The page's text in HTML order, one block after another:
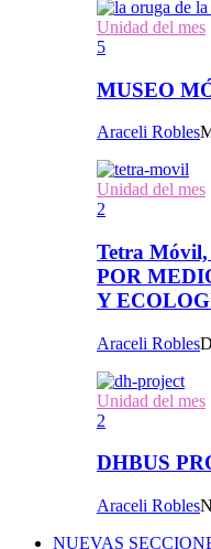
Unidad del mes
5
MUSEO
Araceli Robles
Unidad del mes
2
Tetra
POR
Y
Araceli Robles
Unidad del mes
2
DHBUS
Araceli Robles
NUEVAS